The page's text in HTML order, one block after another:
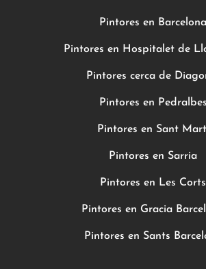
Pintores en Barcelona
Pintores en Hospitalet de
Pintores cerca de
Pintores en Pedralbes
Pintores en Sant
Pintores en Sarria
Pintores en Les Corts
Pintores en Gracia
Pintores en Sants